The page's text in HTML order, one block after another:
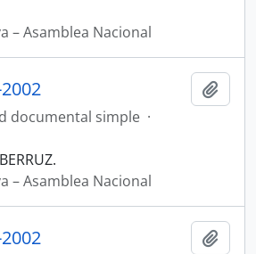
– Asamblea Nacional
documental simple ·
– Asamblea Nacional